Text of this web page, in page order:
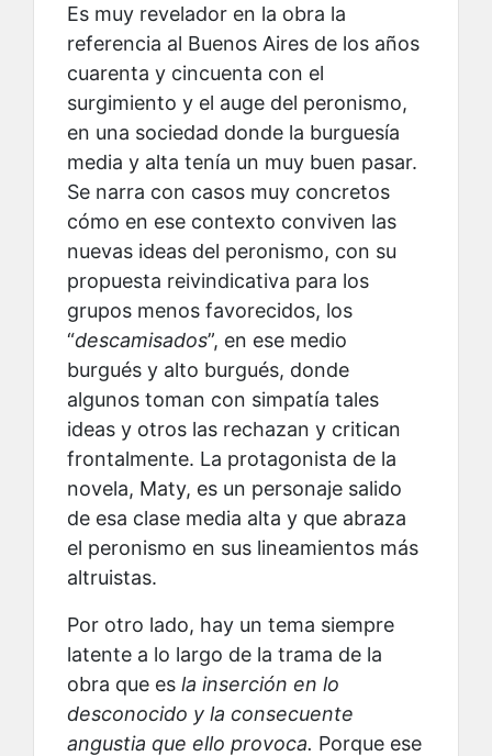
Es muy revelador en la obra la
referencia al Buenos Aires de los años
cuarenta y cincuenta con el
surgimiento y el auge del peronismo,
en una sociedad donde la burguesía
media y alta tenía un muy buen pasar.
Se narra con casos muy concretos
cómo en ese contexto conviven las
nuevas ideas del peronismo, con su
propuesta reivindicativa para los
grupos menos favorecidos, los
“descamisados”, en ese medio
burgués y alto burgués, donde
algunos toman con simpatía tales
ideas y otros las rechazan y critican
frontalmente. La protagonista de la
novela, Maty, es un personaje salido
de esa clase media alta y que abraza
el peronismo en sus lineamientos más
altruistas.
Por otro lado, hay un tema siempre
latente a lo largo de la trama de la
obra que es la inserción en lo
desconocido y la consecuente
angustia que ello provoca. Porque ese